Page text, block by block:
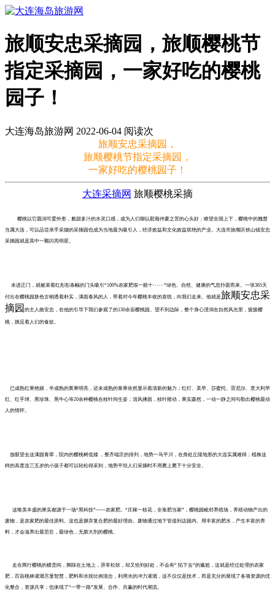
旅顺安忠采摘园，旅顺樱桃节
指定采摘园，一家好吃的樱桃
园子！
大连海岛旅游网 2022-06-04 阅读次
旅顺安忠采摘园，
旅顺樱桃节指定采摘园，
一家好吃的樱桃园子！
大连采摘网 旅顺樱桃采摘
樱桃以它圆润可爱外形，脆甜多汁的水灵口感，成为人们聊以慰藉仲夏之苦的心头好；瞭望全国上下，樱桃中的翘楚
当属大连，可以品尝亲手采撷的采摘园也成为当地最为吸引人，经济效益和文化效益双绝的产业。大连市旅顺区铁山镇安忠
采摘园就是其中一颗闪亮明星。
未进正门，就被束着红彤彤条幅的门头吸引“100%农家肥假一赔十······”绿色、自然、健康的气息扑面而来。 一张365天
付出在樱桃园肤色古铜透着朴实，满面春风的人，带着对今年樱桃丰收的喜悦，向我们走来。他就是旅顺安忠采
摘园 的主人曲安忠，在他的引导下我们参观了的130余亩樱桃园。望不到边际，整个身心浸润在自然风光里，簇簇樱
桃，挑逗着人们的食欲。
已成熟红果艳丽，半成熟的黄果明亮，还未成熟的青果依然显示着清新的魅力；红灯、美早、莎蜜托、雷尼尔、意大利早
红、红手球、黑珍珠、黑牛心等20余种樱桃在枝叶间生姿；清风拂面，枝叶摇动，果实森然，一动一静之间勾勒出樱桃最动
人的情怀。
放眼望去这满园青翠，院内的樱桃树低矮 ，整齐端庄的排列，地势一马平川，在身处丘陵地形的大连实属难得；植株这
样的高度连三五岁的小孩子都可以轻松得采到，地势平坦人们采摘时不用爬上爬下十分安全。
这唯美丰盛的果实都源于一场“黑科技”——农家肥。“庄稼一枝花，全靠肥当家”，樱桃园毗邻养殖场，养殖动物产出的
废物，是农家肥的最佳原料。这也是摒弃复合肥的最好理由。废物通过地下管道到达园内。用丰富的肥水，产生丰富的养
料，才会滋养出最茁壮，最绿色，无膨大剂的樱桃。
走在两行樱桃的横垄间，脚踩在土地上，异常松软，却又恰到好处，不会有“ 陷下去”的尴尬，这就是经过处理的农家
肥，百亩桃林灌溉尽显智慧，肥料和水按比例混合，利用水的冲力灌溉，这不仅仅是技术，而是充分的展现了各项资源的优
化整合，资源共享；也体现了“一带一路”发展、合作、共赢的时代潮流。